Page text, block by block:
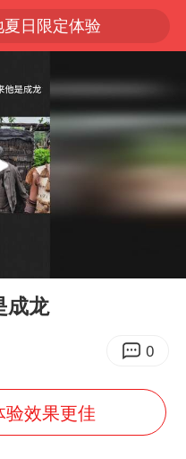
日限定体验
珙县发生3.4级地震
台风白海豚闭眼浙江上海处于危险半圆
面袭击贯穿浙江
火灾或由烟头引起
奖开幕式红裙起舞
女子网购名牌包发现是自己丢的那只
成龙
0
效果更佳